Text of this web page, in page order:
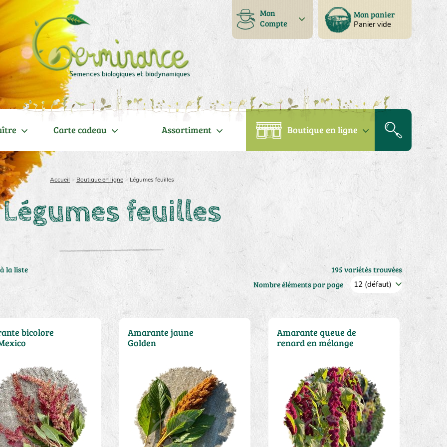
Mon panier
Panier vide
Mon
Compte
Carte cadeau Assortiment Boutique en ligne
Accueil > Boutique en ligne > Légumes feuilles
Légumes feuilles
la liste
195 variétés trouvées
Nombre éléments par page
bicolore
Amarante jaune
Golden
Amarante queue de
renard en mélange